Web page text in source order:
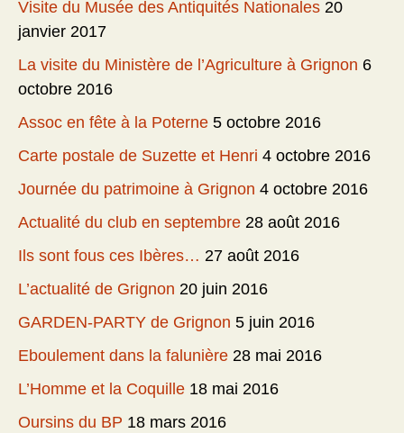
Visite du Musée des Antiquités Nationales 20
janvier 2017
La visite du Ministère de l’Agriculture à Grignon 6
octobre 2016
Assoc en fête à la Poterne 5 octobre 2016
Carte postale de Suzette et Henri 4 octobre 2016
Journée du patrimoine à Grignon 4 octobre 2016
Actualité du club en septembre 28 août 2016
Ils sont fous ces Ibères… 27 août 2016
L’actualité de Grignon 20 juin 2016
GARDEN-PARTY de Grignon 5 juin 2016
Eboulement dans la falunière 28 mai 2016
L’Homme et la Coquille 18 mai 2016
Oursins du BP 18 mars 2016